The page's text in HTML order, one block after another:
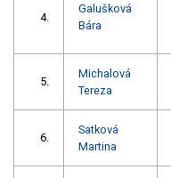
4.
Galušková
Bára
5.
Michalová
Tereza
6.
Satková
Martina